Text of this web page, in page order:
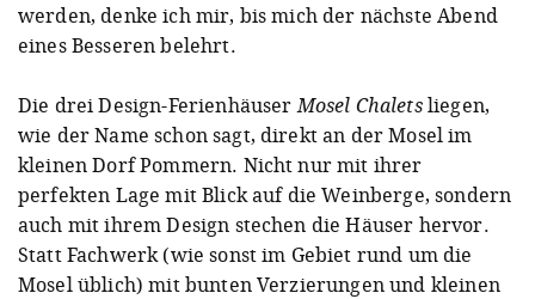
werden, denke ich mir, bis mich der nächste Abend
eines Besseren belehrt.
Die drei Design-FerienhäuserMosel Chaletsliegen,
wie der Name schon sagt, direkt an der Mosel im
kleinen Dorf Pommern. Nicht nur mit ihrer
perfekten Lage mit Blick auf die Weinberge, sondern
auch mit ihrem Design stechen die Häuser hervor.
Statt Fachwerk (wie sonst im Gebiet rund um die
Mosel üblich) mit bunten Verzierungen und kleinen